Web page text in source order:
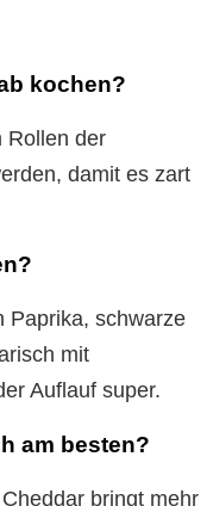
kochen?
Rollen der
damit es zart
Paprika, schwarze
mit
Auflauf super.
am besten?
bringt mehr